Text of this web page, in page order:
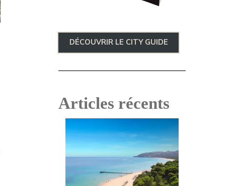
DÉCOUVRIR LE CITY GUIDE
Articles récents